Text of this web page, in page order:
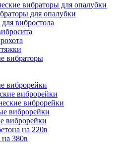
вибраторы для опалубки
для опалубки
вибростола
вибраторы
виброрейки
виброрейки
виброрейки
виброрейки
виброрейки
на 220в
380в